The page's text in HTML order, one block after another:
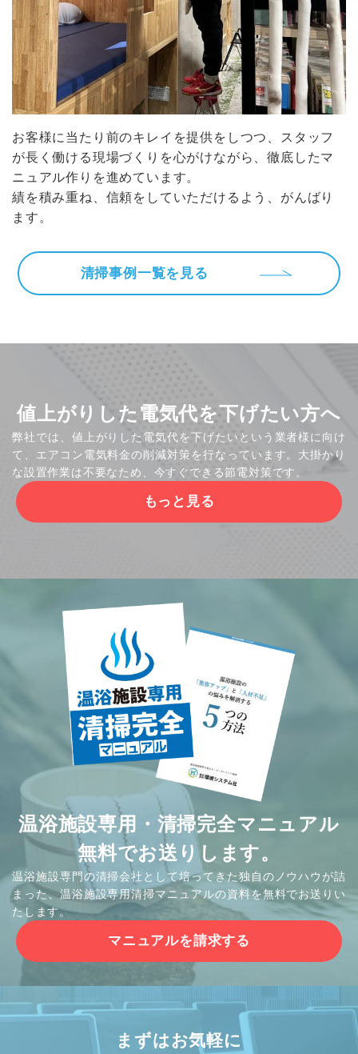
お客様に当たり前のキレイを提供をしつつ、スタッフ
が長く働ける現場づくりを心がけながら、徹底したマ
ニュアル作りを進めています。
績を積み重ね、信頼をしていただけるよう、がんばり
ます。
清掃事例一覧を見る
値上がりした電気代を下げたい方へ
弊社では、値上がりした電気代を下げたいという業者様に向け
て、エアコン電気料金の削減対策を行なっています。大掛かり
な設置作業は不要なため、今すぐできる節電対策です。
もっと見る
温浴施設専用・清掃完全マニュアル
無料でお送りします。
温浴施設専門の清掃会社として培ってきた独自のノウハウが詰
まった、温浴施設専用清掃マニュアルの資料を無料でお送りい
たします。
マニュアルを請求する
まずはお気軽に